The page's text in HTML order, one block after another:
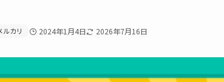
ルカリ 2024年1月4日 2026年7月16日